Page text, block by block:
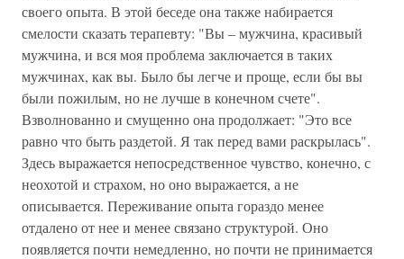
своего опыта. В этой беседе она также набирается
смелости сказать терапевту: "Вы – мужчина, красивый
мужчина, и вся моя проблема заключается в таких
мужчинах, как вы. Было бы легче и проще, если бы вы
были пожилым, но не лучше в конечном счете".
Взволнованно и смущенно она продолжает: "Это все
равно что быть раздетой. Я так перед вами раскрылась".
Здесь выражается непосредственное чувство, конечно, с
неохотой и страхом, но оно выражается, а не
описывается. Переживание опыта гораздо менее
отдалено от нее и менее связано структурой. Оно
появляется почти немедленно, но почти не принимается